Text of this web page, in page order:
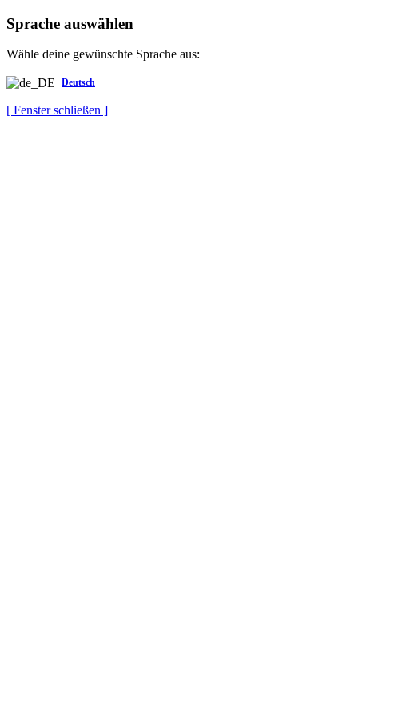
Sprache auswählen
Wähle deine gewünschte Sprache aus:
Deutsch
[ Fenster schließen ]